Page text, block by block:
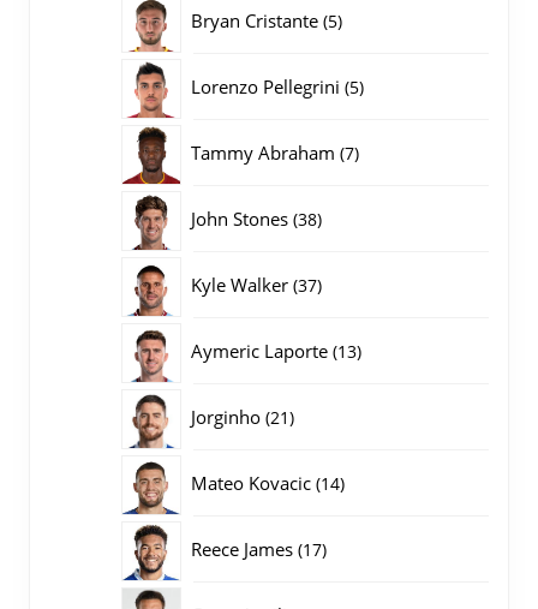
Bryan Cristante 55
Lorenzo Pellegrini 55
Tammy Abraham 77
John Stones 3838
Kyle Walker 3737
Aymeric Laporte 1313
Jorginho 2121
Mateo Kovacic 1414
Reece James 1717